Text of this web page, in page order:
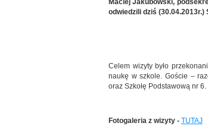
Maciej Jakubowski,
odwiedzili dziś (30.04.2013r.)
Celem wizyty było
naukę w szkole. Goście –
oraz Szkołę Podstawową nr 6.
Fotogaleria z wizyty - TUTAJ